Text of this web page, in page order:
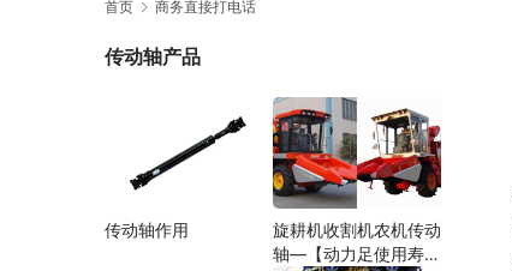
首页 商务直接打电话
传动轴产品
传动轴作用
旋耕机收割机农机传动
轴—【动力足使用寿命